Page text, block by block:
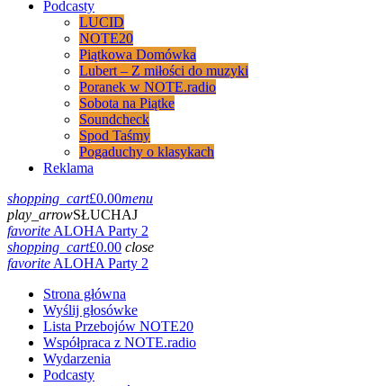
Podcasty
LUCID
NOTE20
Piątkowa Domówka
Lubert – Z miłości do muzyki
Poranek w NOTE.radio
Sobota na Piątke
Soundcheck
Spod Taśmy
Pogaduchy o klasykach
Reklama
shopping_cart£0.00menu
play_arrowSŁUCHAJ
favoriteALOHA Party 2
shopping_cart£0.00 close
favoriteALOHA Party 2
Strona główna
Wyślij głosówke
Lista Przebojów NOTE20
Współpraca z NOTE.radio
Wydarzenia
Podcasty